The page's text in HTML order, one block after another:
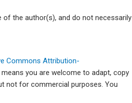
of the author(s), and do not necessarily
Commons Attribution-
you are welcome to adapt, copy
not for commercial purposes. You